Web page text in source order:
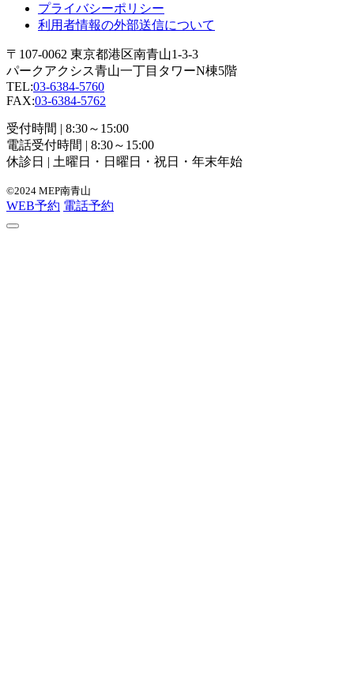
プライバシーポリシー
利用者情報の外部送信について
〒107-0062 東京都港区南青山1-3-3
パークアクシス青山一丁目タワーN棟5階
TEL:03-6384-5760
FAX:03-6384-5762
受付時間 | 8:30～15:00
電話受付時間 | 8:30～15:00
休診日 | 土曜日・日曜日・祝日・年末年始
©2024 MEP南青山
WEB予約 電話予約